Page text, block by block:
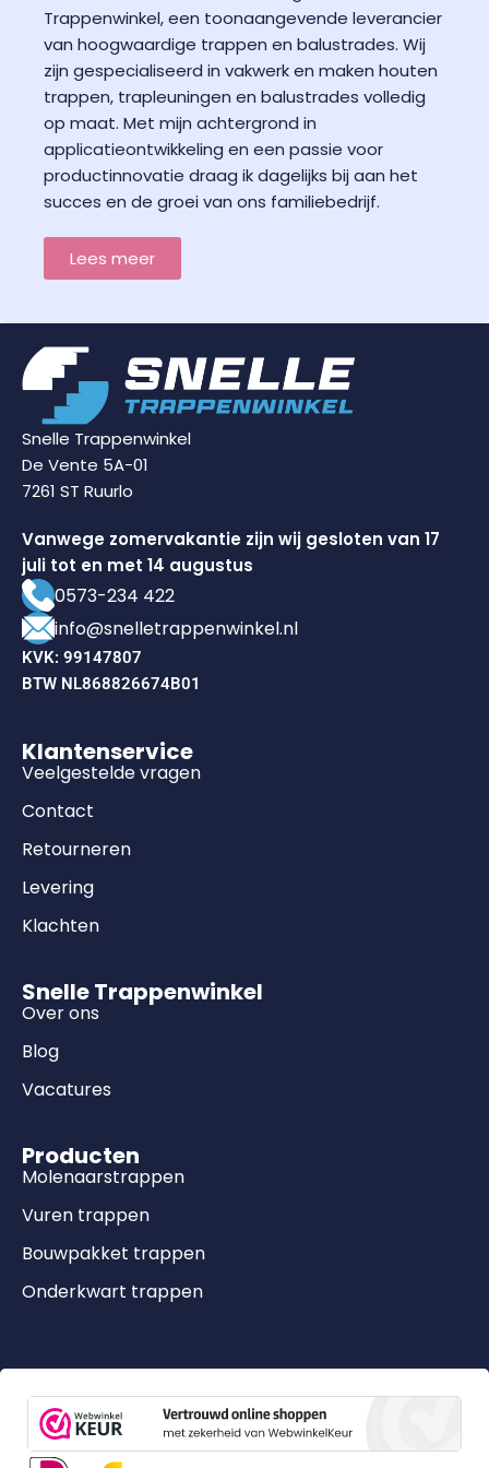
Trappenwinkel, een toonaangevende leverancier
van hoogwaardige trappen en balustrades. Wij
zijn gespecialiseerd in vakwerk en maken houten
trappen, trapleuningen en balustrades volledig
op maat. Met mijn achtergrond in
applicatieontwikkeling en een passie voor
productinnovatie draag ik dagelijks bij aan het
succes en de groei van ons familiebedrijf.
Lees meer
Snelle Trappenwinkel
De Vente 5A-01
7261 ST Ruurlo
Vanwege zomervakantie zijn wij gesloten van 17
juli tot en met 14 augustus
0573-234 422
info@snelletrappenwinkel.nl
KVK: 99147807
BTW NL868826674B01
Klantenservice
Veelgestelde vragen
Contact
Retourneren
Levering
Klachten
Snelle Trappenwinkel
Over ons
Blog
Vacatures
Producten
Molenaarstrappen
Vuren trappen
Bouwpakket trappen
Onderkwart trappen